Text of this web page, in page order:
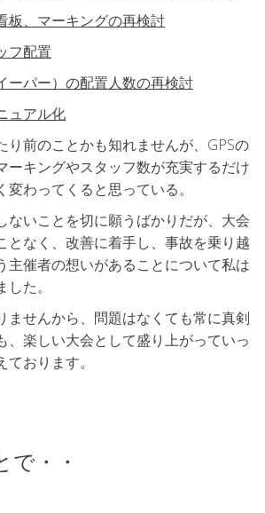
板、マーキングの再検討
フ配置
ーパー）の配置人数の再検討
ュアル化
り前のことかも知れませんが、GPSの
ーキングやスタッフ数が充実するだけ
わってくると思っている。
ないことを切に願うばかりだが、大会
となく、改善に着手し、事故を乗り越
主催者の想いがあることについて私は
た。
ませんから、問題はなくても常に真剣
、楽しい大会として盛り上がっていっ
おります。
で・・